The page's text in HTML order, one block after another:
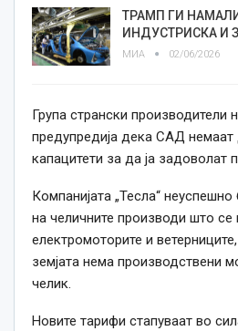
ТРАМП ГИ
ИНДУСТРИСКА И
МИА 02/06/2026
Група странски производители
предупредија дека САД
капацитети за да ја задоволат
Компанијата „Тесла“
на челичните производи што се
електромоторите и
земјата нема производствени
челик.
Новите тарифи стапуваат во